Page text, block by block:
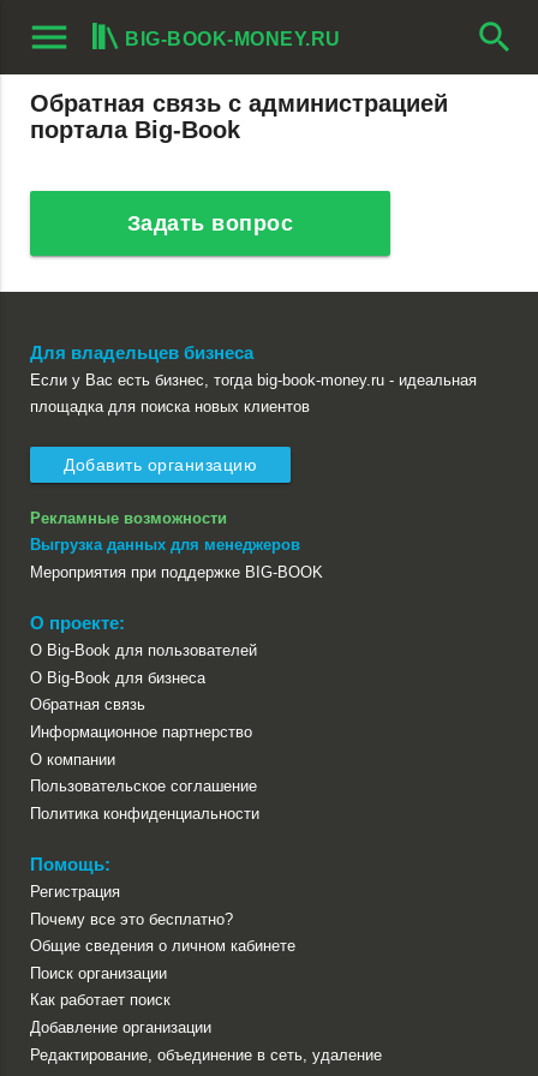
menu BIG-BOOK-MONEY.RU search
Обратная связь с администрацией
портала Big-Book
Задать вопрос
Для владельцев бизнеса
Если у Вас есть бизнес, тогда big-book-money.ru - идеальная
площадка для поиска новых клиентов
Добавить организацию
Рекламные возможности
Выгрузка данных для менеджеров
Мероприятия при поддержке BIG-BOOK
О проекте:
О Big-Book для пользователей
О Big-Book для бизнеса
Обратная связь
Информационное партнерство
О компании
Пользовательское соглашение
Политика конфиденциальности
Помощь:
Регистрация
Почему все это бесплатно?
Общие сведения о личном кабинете
Поиск организации
Как работает поиск
Добавление организации
Редактирование, объединение в сеть, удаление